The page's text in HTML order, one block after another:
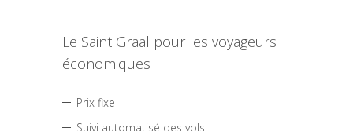
Le Saint Graal pour les voyageurs
économiques
Prix fixe
Suivi automatisé des vols